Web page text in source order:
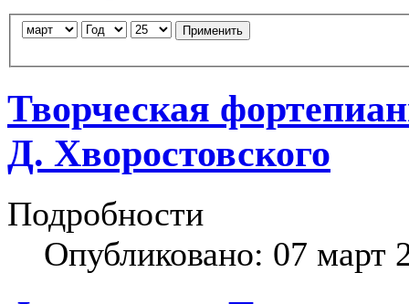
Применить
Творческая
Д. Хворостовского
Подробности
Опубликовано: 07 март